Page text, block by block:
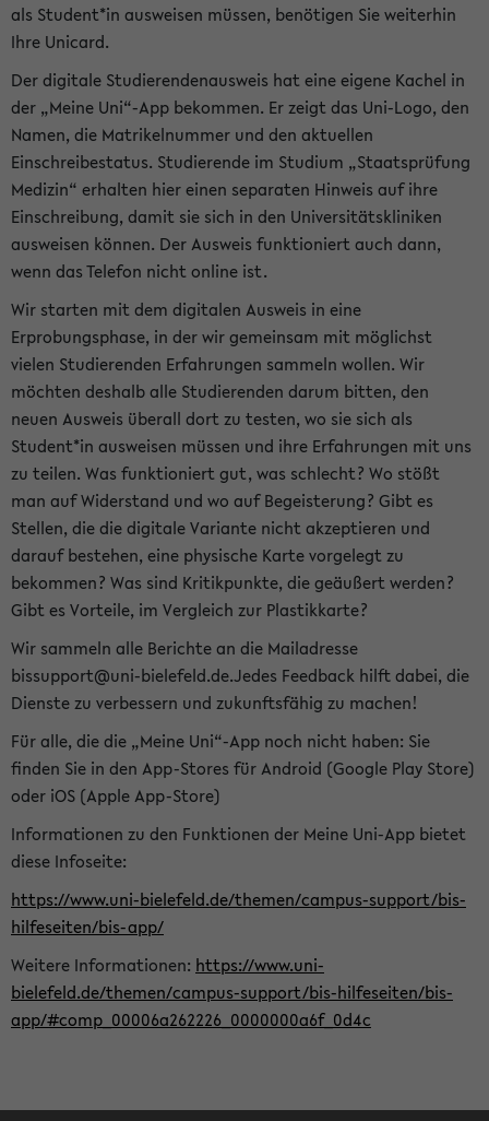
als Student*in ausweisen müssen, benötigen Sie weiterhin
Ihre Unicard.
Der digitale Studierendenausweis hat eine eigene Kachel in
der „Meine Uni“-App bekommen. Er zeigt das Uni-Logo, den
Namen, die Matrikelnummer und den aktuellen
Einschreibestatus. Studierende im Studium „Staatsprüfung
Medizin“ erhalten hier einen separaten Hinweis auf ihre
Einschreibung, damit sie sich in den Universitätskliniken
ausweisen können. Der Ausweis funktioniert auch dann,
wenn das Telefon nicht online ist.
Wir starten mit dem digitalen Ausweis in eine
Erprobungsphase, in der wir gemeinsam mit möglichst
vielen Studierenden Erfahrungen sammeln wollen. Wir
möchten deshalb alle Studierenden darum bitten, den
neuen Ausweis überall dort zu testen, wo sie sich als
Student*in ausweisen müssen und ihre Erfahrungen mit uns
zu teilen. Was funktioniert gut, was schlecht? Wo stößt
man auf Widerstand und wo auf Begeisterung? Gibt es
Stellen, die die digitale Variante nicht akzeptieren und
darauf bestehen, eine physische Karte vorgelegt zu
bekommen? Was sind Kritikpunkte, die geäußert werden?
Gibt es Vorteile, im Vergleich zur Plastikkarte?
Wir sammeln alle Berichte an die Mailadresse
bissupport@uni-bielefeld.de.Jedes Feedback hilft dabei, die
Dienste zu verbessern und zukunftsfähig zu machen!
Für alle, die die „Meine Uni“-App noch nicht haben: Sie
finden Sie in den App-Stores für Android (Google Play Store)
oder iOS (Apple App-Store)
Informationen zu den Funktionen der Meine Uni-App bietet
diese Infoseite:
https://www.uni-bielefeld.de/themen/campus-support/bis-
hilfeseiten/bis-app/
Weitere Informationen: https://www.uni-
bielefeld.de/themen/campus-support/bis-hilfeseiten/bis-
app/#comp_00006a262226_0000000a6f_0d4c